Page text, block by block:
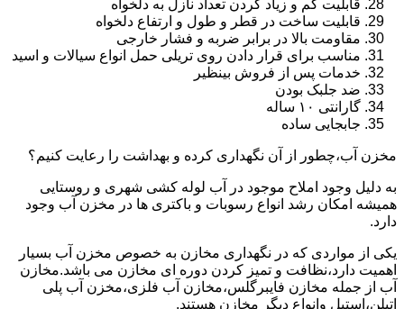
قابلیت کم و زیاد کردن تعداد نازل به دلخواه
قابلیت ساخت در قطر و طول و ارتفاع دلخواه
مقاومت بالا در برابر ضربه و فشار خارجی
مناسب برای قرار دادن روی تریلی حمل انواع سیالات و اسید
خدمات پس از فروش بینظیر
ضد جلبک بودن
گارانتی ۱۰ ساله
جابجایی ساده
مخزن آب،چطور از آن نگهداری کرده و بهداشت را رعایت کنیم؟
به دلیل وجود املاح موجود در آب لوله کشی شهری و روستایی
همیشه امکان رشد انواع رسوبات و باکتری ها در مخزن آب وجود
دارد.
یکی از مواردی که در نگهداری مخازن به خصوص مخزن آب بسیار
اهمیت دارد،نظافت و تمیز کردن دوره ای مخازن می باشد.مخازن
آب از جمله مخازن فایبرگلس،مخازن آب فلزی،مخزن آب پلی
اتیلن،استیل وانواع دیگر مخازن هستند.